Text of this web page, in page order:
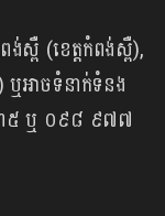
ង់ស្ពឺ (ខេត្តកំពង់ស្ពឺ),
ឬអាច​ទំនាក់ទំនង​
៥ ឬ ០៩៨ ៩៧៧